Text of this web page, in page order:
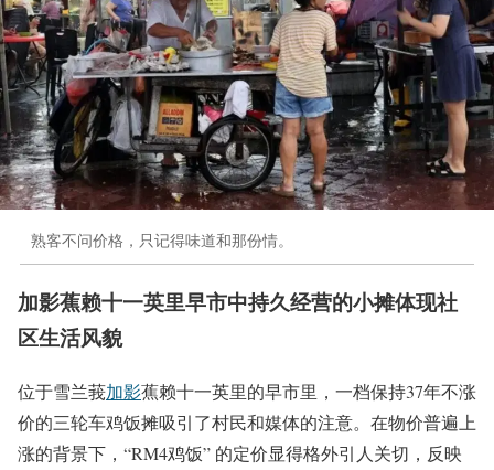
熟客不问价格，只记得味道和那份情。
加影蕉赖十一英里早市中持久经营的小摊体现社
区生活风貌
位于雪兰莪加影蕉赖十一英里的早市里，一档保持37年不涨
价的三轮车鸡饭摊吸引了村民和媒体的注意。在物价普遍上
涨的背景下，“RM4鸡饭” 的定价显得格外引人关切，反映